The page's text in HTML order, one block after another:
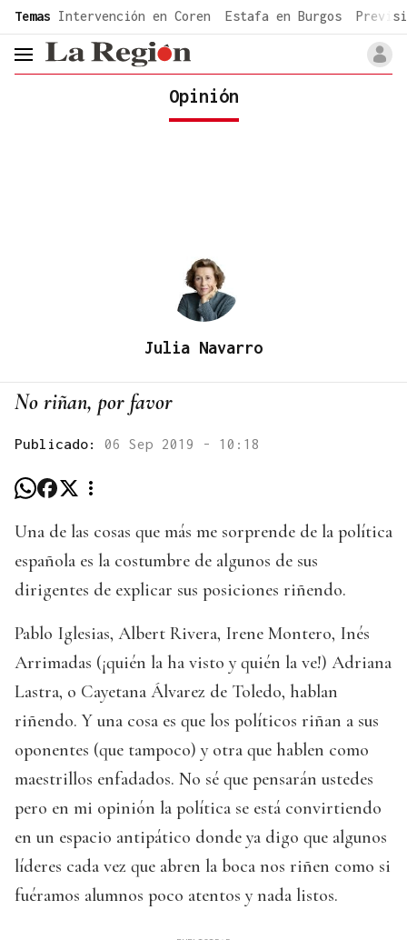
common.go-to-content
Temas Intervención en Coren Estafa en Burgos
header.menu.open
Opinión
Julia Navarro
No riñan, por favor
Publicado: 06 Sep 2019 - 10:18
Una de las cosas que más me sorprende de la política
española es la costumbre de algunos de sus
dirigentes de explicar sus posiciones riñendo.
Pablo Iglesias, Albert Rivera, Irene Montero, Inés
Arrimadas (¡quién la ha visto y quién la ve!) Adriana
Lastra, o Cayetana Álvarez de Toledo, hablan
riñendo. Y una cosa es que los políticos riñan a sus
oponentes (que tampoco) y otra que hablen como
maestrillos enfadados. No sé que pensarán ustedes
pero en mi opinión la política se está convirtiendo
en un espacio antipático donde ya digo que algunos
líderes cada vez que abren la boca nos riñen como si
fuéramos alumnos poco atentos y nada listos.